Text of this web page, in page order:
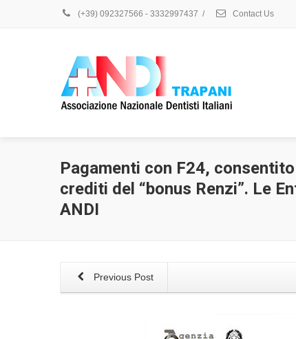
(+39) 092327566 - 3332997437 / Contact Us
Pagamenti con F24,
crediti del “bonus Renzi”. Le
ANDI
Previous Post